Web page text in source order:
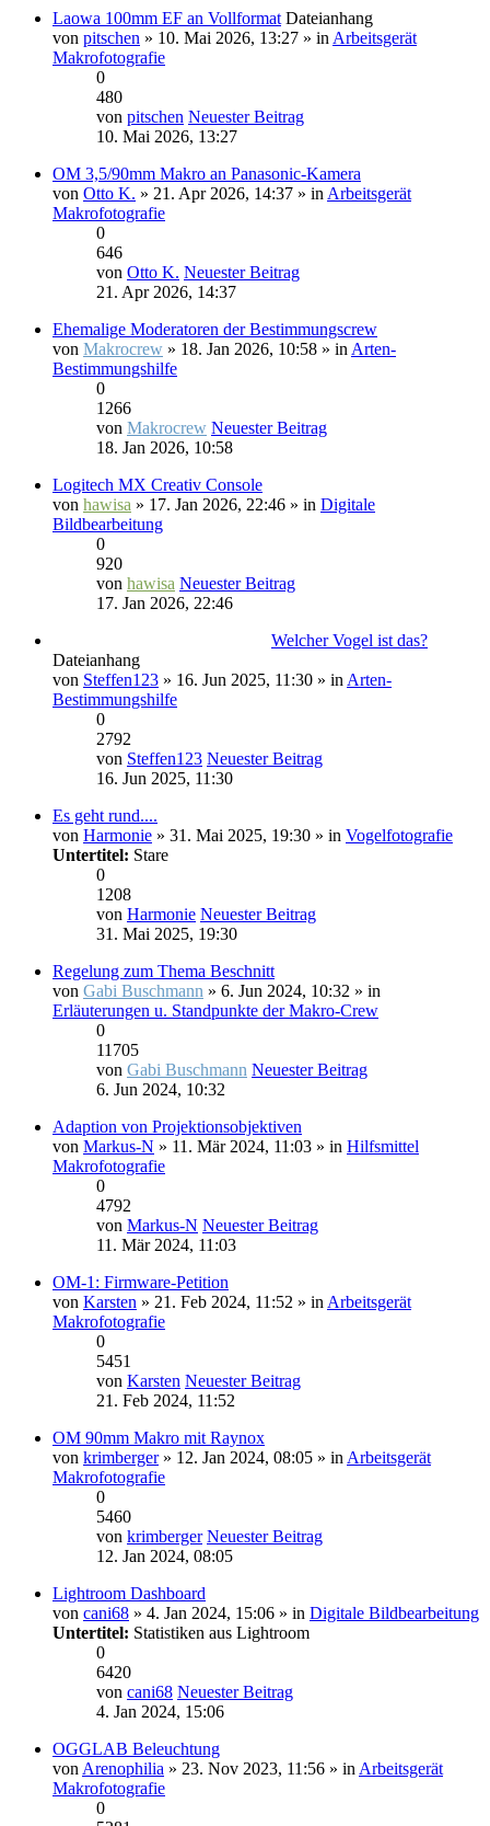
Laowa 100mm EF an Vollformat Dateianhang
von pitschen » 10. Mai 2026, 13:27 » in Arbeitsgerät
Makrofotografie
0
480
von pitschen Neuester Beitrag
10. Mai 2026, 13:27
OM 3,5/90mm Makro an Panasonic-Kamera
von Otto K. » 21. Apr 2026, 14:37 » in Arbeitsgerät
Makrofotografie
0
646
von Otto K. Neuester Beitrag
21. Apr 2026, 14:37
Ehemalige Moderatoren der Bestimmungscrew
von Makrocrew » 18. Jan 2026, 10:58 » in Arten-
Bestimmungshilfe
0
1266
von Makrocrew Neuester Beitrag
18. Jan 2026, 10:58
Logitech MX Creativ Console
von hawisa » 17. Jan 2026, 22:46 » in Digitale
Bildbearbeitung
0
920
von hawisa Neuester Beitrag
17. Jan 2026, 22:46
Welcher Vogel ist das?
Dateianhang
von Steffen123 » 16. Jun 2025, 11:30 » in Arten-
Bestimmungshilfe
0
2792
von Steffen123 Neuester Beitrag
16. Jun 2025, 11:30
Es geht rund....
von Harmonie » 31. Mai 2025, 19:30 » in Vogelfotografie
Untertitel: Stare
0
1208
von Harmonie Neuester Beitrag
31. Mai 2025, 19:30
Regelung zum Thema Beschnitt
von Gabi Buschmann » 6. Jun 2024, 10:32 » in
Erläuterungen u. Standpunkte der Makro-Crew
0
11705
von Gabi Buschmann Neuester Beitrag
6. Jun 2024, 10:32
Adaption von Projektionsobjektiven
von Markus-N » 11. Mär 2024, 11:03 » in Hilfsmittel
Makrofotografie
0
4792
von Markus-N Neuester Beitrag
11. Mär 2024, 11:03
OM-1: Firmware-Petition
von Karsten » 21. Feb 2024, 11:52 » in Arbeitsgerät
Makrofotografie
0
5451
von Karsten Neuester Beitrag
21. Feb 2024, 11:52
OM 90mm Makro mit Raynox
von krimberger» 12. Jan 2024, 08:05 » in Arbeitsgerät
Makrofotografie
0
5460
von krimberger Neuester Beitrag
12. Jan 2024, 08:05
Lightroom Dashboard
von cani68 » 4. Jan 2024, 15:06 » in Digitale Bildbearbeitung
Untertitel: Statistiken aus Lightroom
0
6420
von cani68 Neuester Beitrag
4. Jan 2024, 15:06
OGGLAB Beleuchtung
von Arenophilia » 23. Nov 2023, 11:56 » in Arbeitsgerät
Makrofotografie
0